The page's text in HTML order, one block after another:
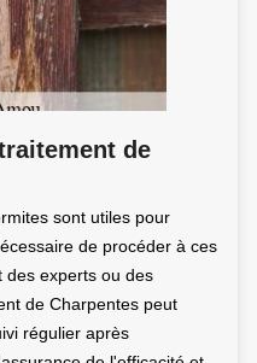
de
sont utiles pour
de procéder à ces
des experts ou des
de Charpentes peut
régulier après